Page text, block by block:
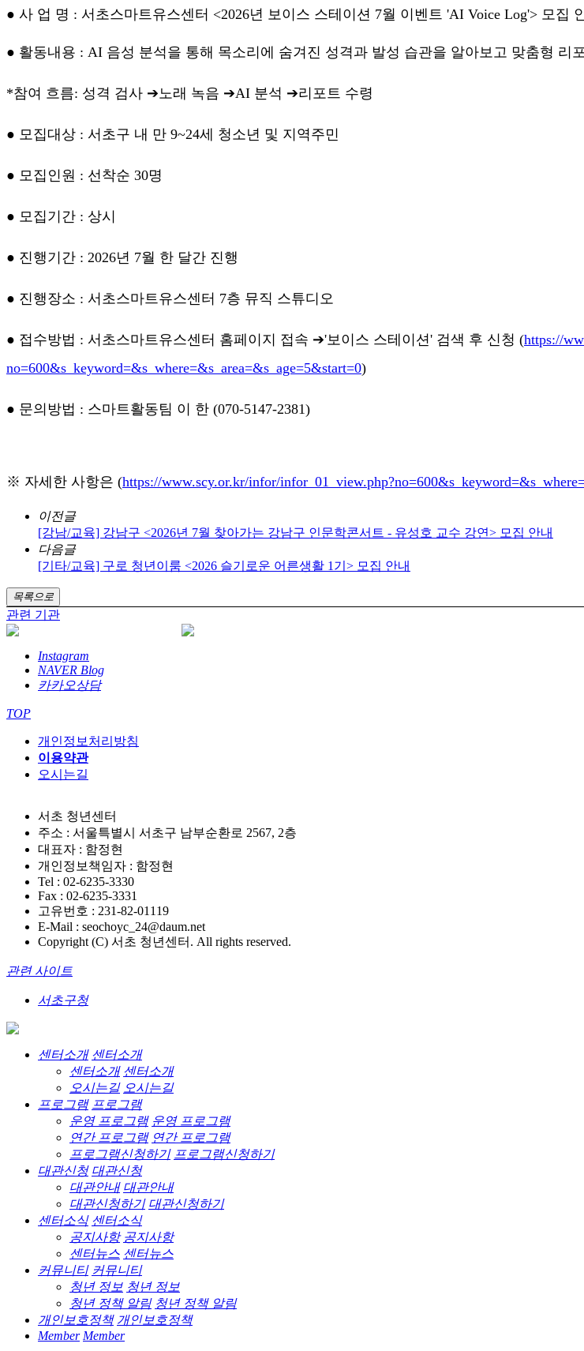
● 사 업 명 : 서초스마트유스센터 <2026년 보이스 스테이션 7월 이벤트 'AI Voice Log'> 모집
● 활동내용 : AI 음성 분석을 통해 목소리에 숨겨진 성격과 발성 습관을 알아보고 맞춤형 리
*참여 흐름: 성격 검사 ➔노래 녹음 ➔AI 분석 ➔리포트 수령
● 모집대상 : 서초구 내 만 9~24세 청소년 및 지역주민
● 모집인원 : 선착순 30명
● 모집기간 : 상시
● 진행기간 : 2026년 7월 한 달간 진행
● 진행장소 : 서초스마트유스센터 7층 뮤직 스튜디오
● 접수방법 : 서초스마트유스센터 홈페이지 접속 ➔'보이스 스테이션' 검색 후 신청 (https://
no=600&s_keyword=&s_where=&s_area=&s_age=5&start=0)
● 문의방법 : 스마트활동팀 이 한 (070-5147-2381)
※ 자세한 사항은 (https://www.scy.or.kr/infor/
이전글
[강남/교육] 강남구 <2026년 7월 찾아가는 강남구 인문학콘서트 - 유성호 교수 강연> 모집 안내
다음글
[기타/교육] 구로 청년이룸 <2026 슬기로운 어른생활 1기> 모집 안내
목록으로
관련 기관
Instagram
NAVER Blog
카카오상담
TOP
개인정보처리방침
이용약관
오시는길
서초 청년센터
주소 : 서울특별시 서초구 남부순환로 2567, 2층
대표자 : 함정현
개인정보책임자 : 함정현
Tel : 02-6235-3330
Fax : 02-6235-3331
고유번호 : 231-82-01119
E-Mail : seochoyc_24@daum.net
Copyright (C) 서초 청년센터. All rights reserved.
관련 사이트
서초구청
센터소개 센터소개
센터소개 센터소개
오시는길 오시는길
프로그램 프로그램
운영 프로그램 운영 프로그램
연간 프로그램 연간 프로그램
프로그램신청하기 프로그램신청하기
대관신청 대관신청
대관안내 대관안내
대관신청하기 대관신청하기
센터소식 센터소식
공지사항 공지사항
센터뉴스 센터뉴스
커뮤니티 커뮤니티
청년 정보 청년 정보
청년 정책 알림 청년 정책 알림
개인보호정책 개인보호정책
Member Member